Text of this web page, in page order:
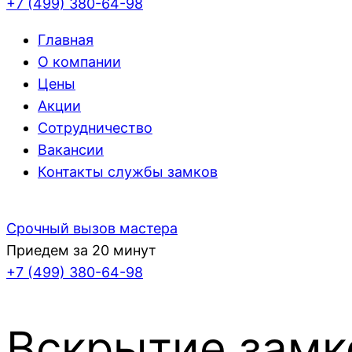
+7 (499) 380-64-98
Главная
О компании
Цены
Акции
Сотрудничество
Вакансии
Контакты службы замков
Срочный вызов мастера
Приедем за 20 минут
+7 (499) 380-64-98